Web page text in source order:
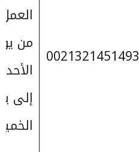
0021321451493
العمل
من
الأحد
إلى